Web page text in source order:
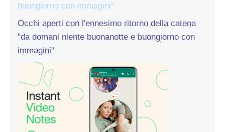
buongiorno con immagini”
Occhi aperti con l'ennesimo ritorno della catena
"da domani niente buonanotte e buongiorno con
immagini"